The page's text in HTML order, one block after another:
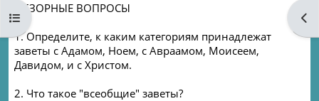
Open course index
ОБЗОРНЫЕ ВОПРОСЫ
1. Определите, к каким категориям принадлежат
заветы с Адамом, Ноем, с Авраамом, Моисеем,
Давидом, и с Христом.
2. Что такое "всеобщие" заветы?